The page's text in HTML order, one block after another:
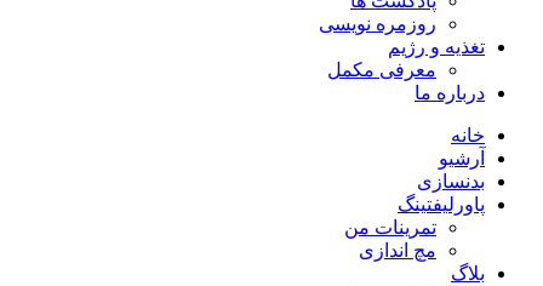
روزمره نویسی
تغذیه و رژیم
معرفی مکمل
درباره ما
خانه
آرشیو
بدنسازی
پاورلیفتینگ
تمرینات من
مچ اندازی
بلاگ